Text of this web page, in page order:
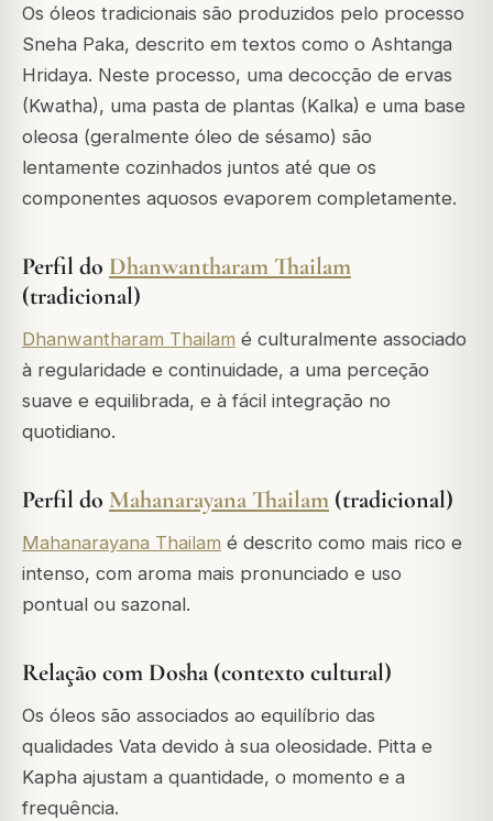
Os óleos tradicionais são produzidos pelo processo
Sneha Paka, descrito em textos como o Ashtanga
Hridaya. Neste processo, uma decocção de ervas
(Kwatha), uma pasta de plantas (Kalka) e uma base
oleosa (geralmente óleo de sésamo) são
lentamente cozinhados juntos até que os
componentes aquosos evaporem completamente.
Perfil do Dhanwantharam Thailam
(tradicional)
Dhanwantharam Thailam é culturalmente associado
à regularidade e continuidade, a uma perceção
suave e equilibrada, e à fácil integração no
quotidiano.
Perfil do Mahanarayana Thailam (tradicional)
Mahanarayana Thailam é descrito como mais rico e
intenso, com aroma mais pronunciado e uso
pontual ou sazonal.
Relação com Dosha (contexto cultural)
Os óleos são associados ao equilíbrio das
qualidades Vata devido à sua oleosidade. Pitta e
Kapha ajustam a quantidade, o momento e a
frequência.